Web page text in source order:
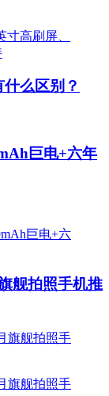
么区别？
巨电+六年
舰拍照手机推